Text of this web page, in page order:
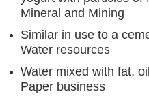
Mineral and Mining
Similar in use to a
Water resources
Water mixed with fat,
Paper business